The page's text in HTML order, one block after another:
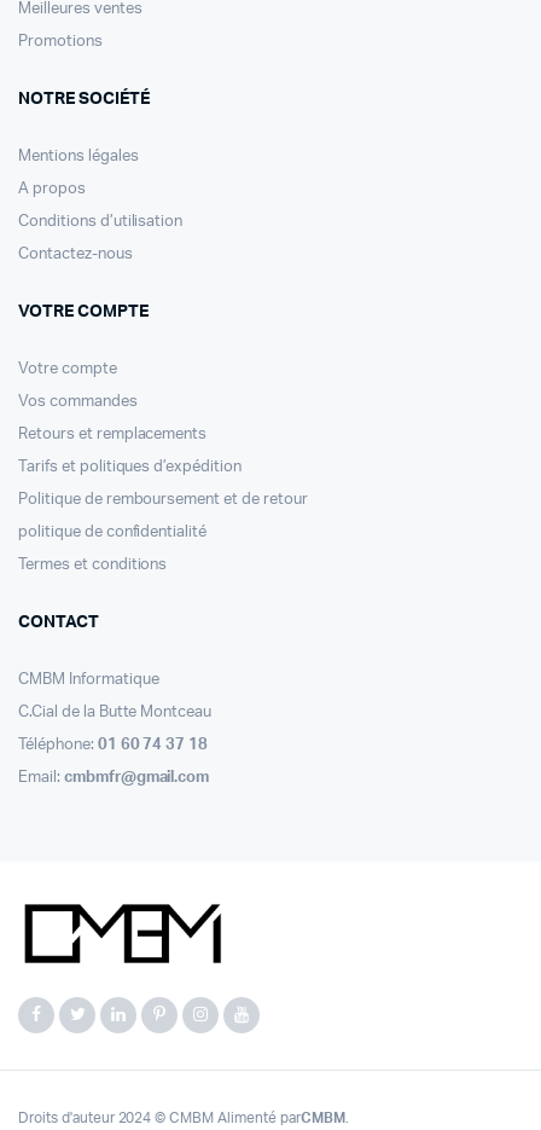
Meilleures ventes
Promotions
NOTRE SOCIÉTÉ
Mentions légales
A propos
Conditions d’utilisation
Contactez-nous
VOTRE COMPTE
Votre compte
Vos commandes
Retours et remplacements
Tarifs et politiques d’expédition
Politique de remboursement et de retour
politique de confidentialité
Termes et conditions
CONTACT
CMBM Informatique
C.Cial de la Butte Montceau
Téléphone: 01 60 74 37 18
Email: cmbmfr@gmail.com
Droits d'auteur 2024 © CMBM Alimenté parCMBM